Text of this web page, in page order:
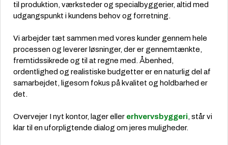
til produktion, værksteder og specialbyggerier, altid med
udgangspunkt i kundens behov og forretning.
Vi arbejder tæt sammen med vores kunder gennem hele
processen og leverer løsninger, der er gennemtænkte,
fremtidssikrede og til at regne med. Åbenhed,
ordentlighed og realistiske budgetter er en naturlig del af
samarbejdet, ligesom fokus på kvalitet og holdbarhed er
det.
Overvejer I nyt kontor, lager eller erhvervsbyggeri, står vi
klar til en uforpligtende dialog om jeres muligheder.